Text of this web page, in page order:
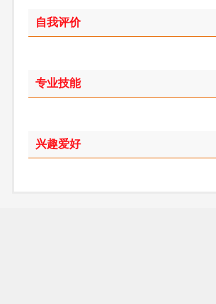
自我评价
专业技能
兴趣爱好